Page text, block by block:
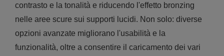
contrasto e la tonalità e riducendo l'effetto bronzing
nelle aree scure sui supporti lucidi. Non solo: diverse
opzioni avanzate migliorano l'usabilità e la
funzionalità, oltre a consentire il caricamento dei vari